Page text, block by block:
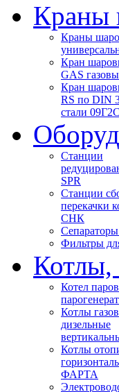
Краны
Краны
Кран
GAS
Кран
RS по DIN
стали 09Г2С
Станции
SPR
Станции
перекачки
СНК
Фильтры
Котлы,
Котел
Котлы
дизельные
Котлы
ФАРТА